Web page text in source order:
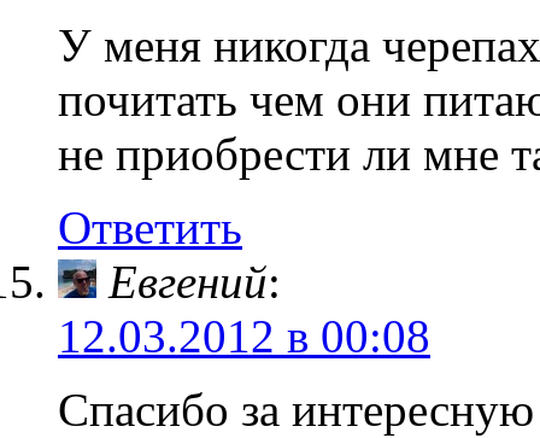
У меня никогда
почитать чем они
не приобрести ли мне
Ответить
Евгений:
12.03.2012 в 00:08
Спасибо за